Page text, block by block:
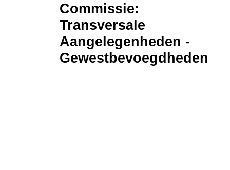
Commissie:
Transversale
Aangelegenheden -
Gewestbevoegdheden